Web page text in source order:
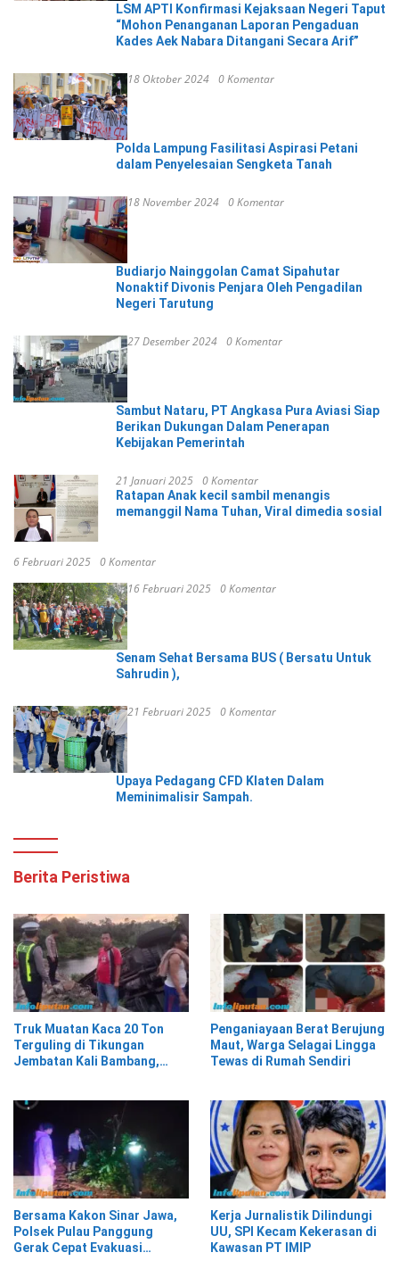
LSM APTI Konfirmasi Kejaksaan Negeri Taput
“Mohon Penanganan Laporan Pengaduan
Kades Aek Nabara Ditangani Secara Arif”
18 Oktober 2024 0 Komentar
Polda Lampung Fasilitasi Aspirasi Petani
dalam Penyelesaian Sengketa Tanah
18 November 2024 0 Komentar
Budiarjo Nainggolan Camat Sipahutar
Nonaktif Divonis Penjara Oleh Pengadilan
Negeri Tarutung
27 Desember 2024 0 Komentar
Sambut Nataru, PT Angkasa Pura Aviasi Siap
Berikan Dukungan Dalam Penerapan
Kebijakan Pemerintah
21 Januari 2025 0 Komentar
Ratapan Anak kecil sambil menangis
memanggil Nama Tuhan, Viral dimedia sosial
6 Februari 2025 0 Komentar
16 Februari 2025 0 Komentar
Senam Sehat Bersama BUS ( Bersatu Untuk
Sahrudin ),
21 Februari 2025 0 Komentar
Upaya Pedagang CFD Klaten Dalam
Meminimalisir Sampah.
Berita Peristiwa
Truk Muatan Kaca 20 Ton
Terguling di Tikungan
Jembatan Kali Bambang,
Penganiayaan Berat Berujung
Maut, Warga Selagai Lingga
Tewas di Rumah Sendiri
Bersama Kakon Sinar Jawa,
Polsek Pulau Panggung
Gerak Cepat Evakuasi
Kerja Jurnalistik Dilindungi
UU, SPI Kecam Kekerasan di
Kawasan PT IMIP